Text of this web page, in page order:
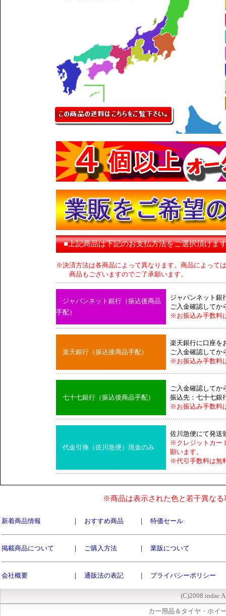
■上記商品は下記のお支払方法をご選択頂けま
※決済方法は各商品によって異なります。商品によって
商品もございますのでご了承願います。
ジャパンネット銀行（振込後商品
手配）
ジャパンネット銀
ご入金確認してか
※お振込み手数料
楽天銀行（振込後商品手配）
楽天銀行に口座を
ご入金確認してか
※お振込み手数料
七十七銀行（振込後商品手配）
ご入金確認してか
振込先：七十七銀
※お振込み手数料
代金引換（佐川急便）現金のみ
佐川急便にて発送
※クレジットカー
願います。
※代引手数料は無
※商品は表示された色と若干異な
新着商品情報 ｜ おすすめ商品 ｜ 特価セール
掲載商品について ｜ ご購入方法 ｜ 業販について
会社概要 ｜ 通販法の表記 ｜ プライバシーポリシー
(C)2008 indac
カー用品＆タイヤ・ホイ